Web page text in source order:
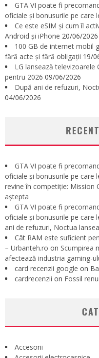
GTA VI poate fi
oficiale și bonusurile pe care
Ce este eSIM și cum îl
Android și iPhone 20/06/2026
100 GB de internet mobil
fără acte și fără obligații 19/
LG lansează televizoarele
pentru 2026 09/06/2026
După ani de refuzuri,
04/06/2026
GTA VI poate fi
oficiale și bonusurile pe care
revine în competiție: Mission
aștepta
GTA VI poate fi
oficiale și bonusurile pe care
ani de refuzuri, Noctua
Cât RAM este suficient
– Urbanteh.ro on Scumpirea
afectează industria gaming-
card recenzii google on
cardrecenzii on Fossil
Accesorii